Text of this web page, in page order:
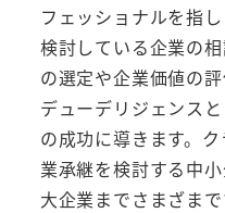
フェッショナルを指
検討している企業の
の選定や企業価値の
デューデリジェンス
の成功に導きます。
業承継を検討する中
大企業までさまざま